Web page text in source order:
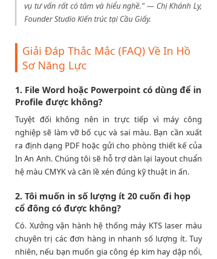
vụ tư vấn rất có tâm và hiểu nghề." — Chị Khánh Ly,
Founder Studio Kiến trúc tại Cầu Giấy.
Giải Đáp Thắc Mắc (FAQ) Về In Hồ
Sơ Năng Lực
1. File Word hoặc Powerpoint có dùng để in
Profile được không?
Tuyệt đối không nên in trực tiếp vì máy công
nghiệp sẽ làm vỡ bố cục và sai màu. Bạn cần xuất
ra định dạng PDF hoặc gửi cho phòng thiết kế của
In An Anh. Chúng tôi sẽ hỗ trợ dàn lại layout chuẩn
hệ màu CMYK và căn lề xén đúng kỹ thuật in ấn.
2. Tôi muốn in số lượng ít 20 cuốn đi họp
cổ đông có được không?
Có. Xưởng vận hành hệ thống máy KTS laser màu
chuyên trị các đơn hàng in nhanh số lượng ít. Tuy
nhiên, nếu bạn muốn gia công ép kim hay dập nổi,